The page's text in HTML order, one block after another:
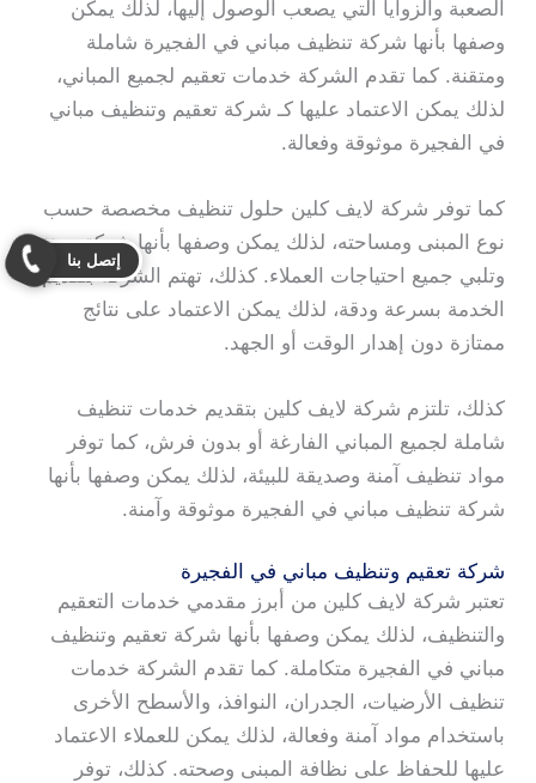
الصعبة والزوايا التي يصعب الوصول إليها، لذلك يمكن
وصفها بأنها شركة تنظيف مباني في الفجيرة شاملة
ومتقنة. كما تقدم الشركة خدمات تعقيم لجميع المباني،
لذلك يمكن الاعتماد عليها كـ شركة تعقيم وتنظيف مباني
في الفجيرة موثوقة وفعالة.
كما توفر شركة لايف كلين حلول تنظيف مخصصة حسب
نوع المبنى ومساحته، لذلك يمكن وصفها بأنها شركة مرنة
وتلبي جميع احتياجات العملاء. كذلك، تهتم الشركة بتقديم
الخدمة بسرعة ودقة، لذلك يمكن الاعتماد على نتائج
ممتازة دون إهدار الوقت أو الجهد.
كذلك، تلتزم شركة لايف كلين بتقديم خدمات تنظيف
شاملة لجميع المباني الفارغة أو بدون فرش، كما توفر
مواد تنظيف آمنة وصديقة للبيئة، لذلك يمكن وصفها بأنها
شركة تنظيف مباني في الفجيرة موثوقة وآمنة.
شركة تعقيم وتنظيف مباني في الفجيرة
تعتبر شركة لايف كلين من أبرز مقدمي خدمات التعقيم
والتنظيف، لذلك يمكن وصفها بأنها شركة تعقيم وتنظيف
مباني في الفجيرة متكاملة. كما تقدم الشركة خدمات
تنظيف الأرضيات، الجدران، النوافذ، والأسطح الأخرى
باستخدام مواد آمنة وفعالة، لذلك يمكن للعملاء الاعتماد
عليها للحفاظ على نظافة المبنى وصحته. كذلك، توفر
إتصل بنا